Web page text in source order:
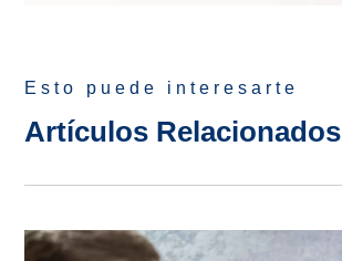
Esto puede interesarte
Artículos Relacionados